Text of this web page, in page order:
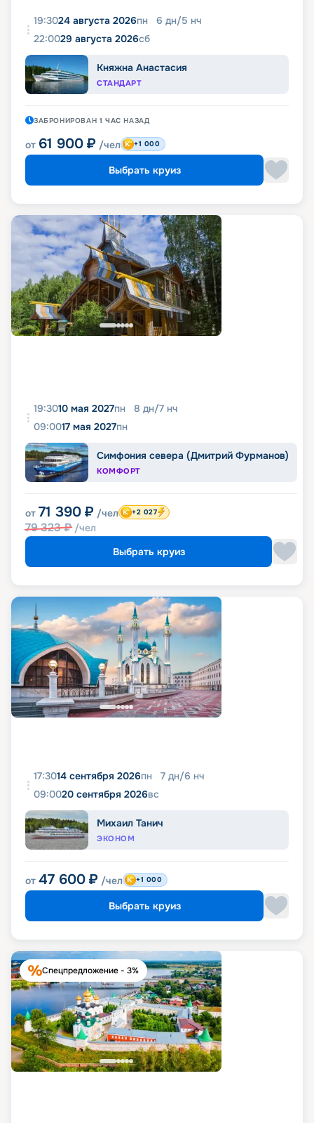
19:3024 августа 2026пн 6 дн/5 нч
22:0029 августа 2026сб
Княжна Анастасия
СТАНДАРТ
ЗАБРОНИРОВАН 1 ЧАС НАЗАД
от 61 900 ₽ /чел +1 000
Выбрать круиз
19:3010 мая 2027пн 8 дн/7 нч
09:0017 мая 2027пн
Симфония севера (Дмитрий Фурманов)
КОМФОРТ
от 71 390 ₽ /чел
79 323₽ /чел
+2 027
Выбрать круиз
17:3014 сентября 2026пн 7 дн/6 нч
09:0020 сентября 2026вс
Михаил Танич
ЭКОНОМ
от 47 600 ₽ /чел +1 000
Выбрать круиз
Спецпредложение - 3%